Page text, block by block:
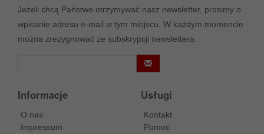
Jeżeli chcą Państwo otrzymywać nasz newsletter, prosimy o
wpisanie adresu e-mail w tym miejscu. W każdym momencie
można zrezygnować ze subskrypcji newslettera.
Informacje
O nas
Impressum
Usługi
Kontakt
Pomoc